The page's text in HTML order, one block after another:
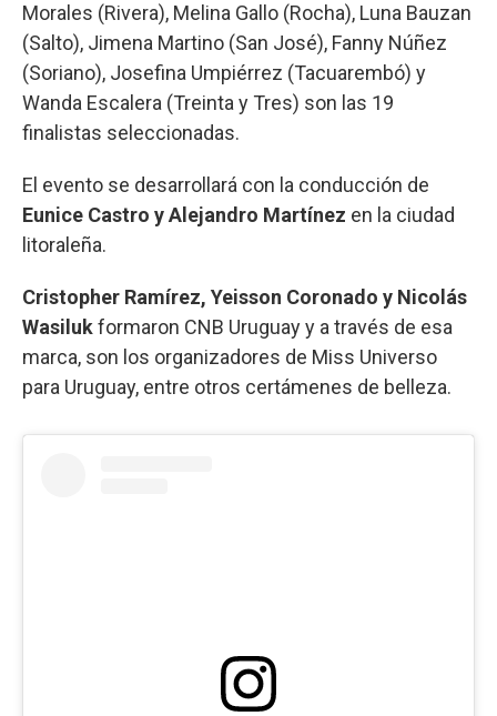
Morales (Rivera), Melina Gallo (Rocha), Luna Bauzan
(Salto), Jimena Martino (San José), Fanny Núñez
(Soriano), Josefina Umpiérrez (Tacuarembó) y
Wanda Escalera (Treinta y Tres) son las 19
finalistas seleccionadas.
El evento se desarrollará con la conducción de
Eunice Castro y Alejandro Martínez en la ciudad
litoraleña.
Cristopher Ramírez, Yeisson Coronado y Nicolás
Wasilukformaron CNB Uruguay y a través de esa
marca, son los organizadores de Miss Universo
para Uruguay, entre otros certámenes de belleza.